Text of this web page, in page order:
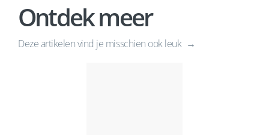
Ontdek meer
Deze artikelen vind je misschien ook leuk